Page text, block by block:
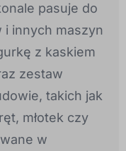
pasuje do
innych maszyn
z kaskiem
zestaw
takich jak
młotek czy
w